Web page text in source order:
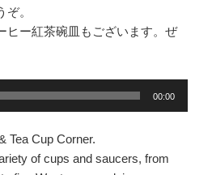
。
ヒー紅茶碗皿もございます。ぜ
00:00
Tea Cup Corner.
of cups and saucers, from